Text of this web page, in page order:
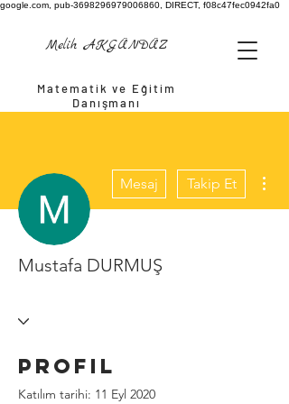
google.com, pub-3698296979006860, DIRECT, f08c47fec0942fa0
Melih AKGÜNDÜZ
Matematik ve Eğitim
Danışmanı
Mesaj Takip Et
Mustafa DURMUŞ
Profil
Katılım tarihi: 11 Eyl 2020